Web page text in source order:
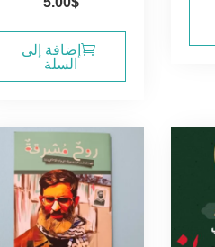
إضافة إلى
السلة